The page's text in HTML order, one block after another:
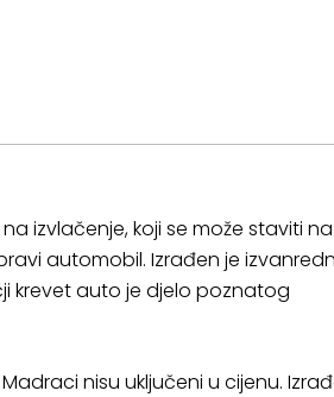
izvlačenje, koji se može staviti na
automobil. Izrađen je
krevet auto je djelo poznatog
Madraci nisu uključeni u cijenu.